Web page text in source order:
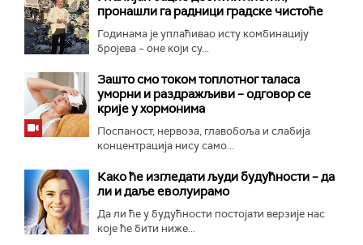
пронашли га радници градске чистоће
Годинама је уплаћивао исту комбинацију
бројева – оне који су...
Зашто смо током топлотног таласа
уморни и раздражљиви – одговор се
крије у хормонима
Поспаност, нервоза, главобоља и слабија
концентрација нису само...
Како ће изгледати људи будућности – да
ли и даље еволуирамо
Да ли ће у будућности постојати верзије нас
које ће бити ниже...